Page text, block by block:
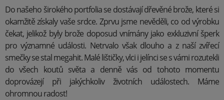
Do našeho širokého portfolia se dostávají dřevěné brože, které si
okamžitě získaly vaše srdce. Zprvu jsme nevěděli, co od výrobku
čekat, jelikož byly brože doposud vnímány jako exkluzivní šperk
pro významné události. Netrvalo však dlouho a z naší zvířecí
smečky se stal megahit. Malé lištičky, vlci i jelínci se s vámi rozutekli
do všech koutů světa a denně vás od tohoto momentu
doprovázejí při jakýchkoliv životních událostech. Máme
ohromnou radost!